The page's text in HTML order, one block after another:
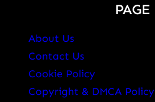
PAGE
About Us
Contact Us
Cookie Policy
Copyright & DMCA Policy